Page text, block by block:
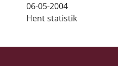
06-05-2004
Hent statistik